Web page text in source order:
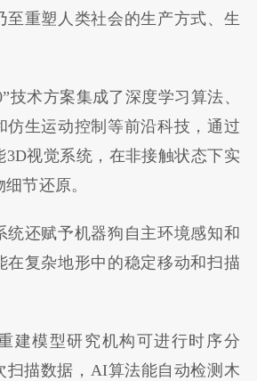
至重塑人类社会的生产方式、生
技术方案集成了深度学习算法、
仿生运动控制等前沿科技，通过
3D视觉系统，在非接触状态下实
节还原。
统还赋予机器狗自主环境感知和
在复杂地形中的稳定移动和扫描
建模型研究机构可进行时序分
扫描数据，AI算法能自动检测木